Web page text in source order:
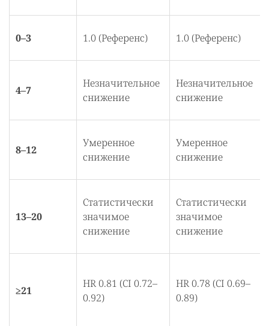
0–3 1.0 (Референс) 1.0 (Референс)
4–7
Незначительное
снижение
Незначительное
снижение
8–12
Умеренное
снижение
Умеренное
снижение
13–20
Статистически
значимое
снижение
Статистически
значимое
снижение
≥21
HR 0.81 (CI 0.72–
0.92)
HR 0.78 (CI 0.69–
0.89)